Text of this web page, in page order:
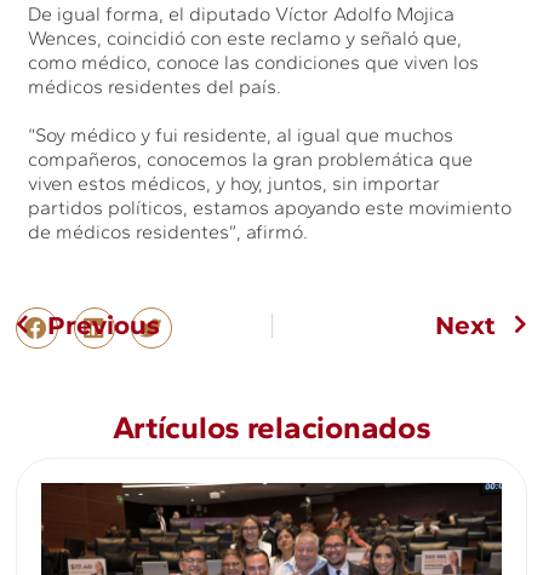
De igual forma, el diputado Víctor Adolfo Mojica
Wences, coincidió con este reclamo y señaló que,
como médico, conoce las condiciones que viven los
médicos residentes del país.
“Soy médico y fui residente, al igual que muchos
compañeros, conocemos la gran problemática que
viven estos médicos, y hoy, juntos, sin importar
partidos políticos, estamos apoyando este movimiento
de médicos residentes”, afirmó.
Previous Next
Artículos relacionados